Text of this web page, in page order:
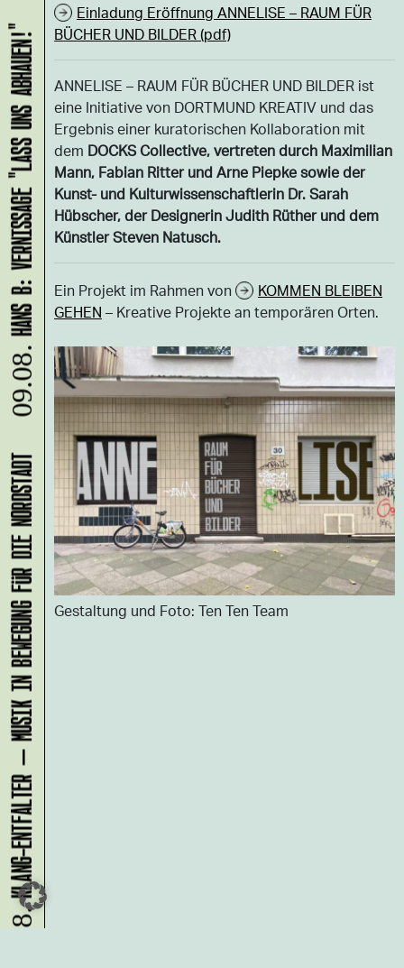
Einladung Eröffnung ANNELISE – RAUM FÜR
BÜCHER UND BILDER (pdf)
ANNELISE – RAUM FÜR BÜCHER UND BILDER ist
eine Initiative von DORTMUND KREATIV und das
Ergebnis einer kuratorischen Kollaboration mit
dem DOCKS Collective, vertreten durch Maximilian
Mann, Fabian Ritter und Arne Piepke sowie der
Kunst- und Kulturwissenschaftlerin Dr. Sarah
Hübscher, der Designerin Judith Rüther und dem
Künstler Steven Natusch.
Ein Projekt im Rahmen von
KOMMEN BLEIBEN
GEHEN – Kreative Projekte an temporären Orten.
Gestaltung und Foto: Ten Ten Team
08.08.
KLANG-ENTFALTER – MUSIK IN BEWEGUNG FÜR DIE NORDSTADT
09.08.
HANS B: VERNISSAGE "LASS UNS ABHAUEN!"